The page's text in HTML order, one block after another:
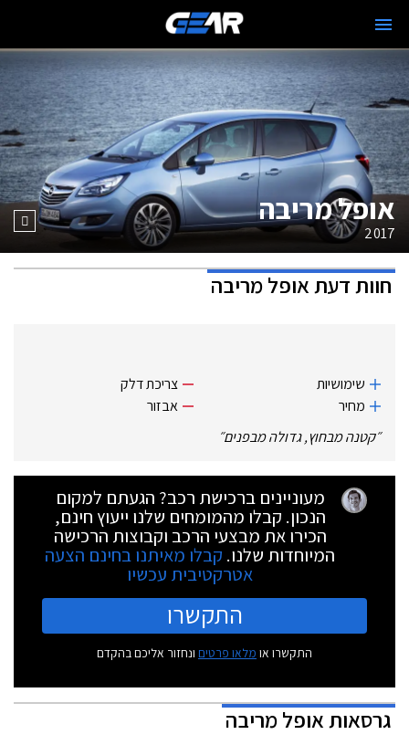
אופל מריבה
2017
חוות דעתאופל מריבה
שימושיות
מחיר
צריכת דלק
אבזור
״קטנה מבחוץ, גדולה מבפנים״
מעוניינים ברכישת רכב? הגעתם למקום
הנכון. קבלו מהמומחים שלנו ייעוץ חינם,
הכירו את מבצעי הרכב וקבוצות הרכישה
המיוחדות שלנו. קבלו מאיתנו בחינם הצעה
אטרקטיבית עכשיו
התקשרו
התקשרו או מלאו פרטים ונחזור אליכם בהקדם
גרסאותאופל מריבה